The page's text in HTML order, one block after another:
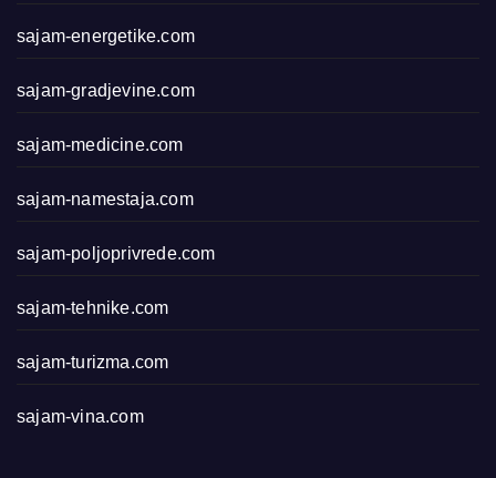
sajam-energetike.com
sajam-gradjevine.com
sajam-medicine.com
sajam-namestaja.com
sajam-poljoprivrede.com
sajam-tehnike.com
sajam-turizma.com
sajam-vina.com